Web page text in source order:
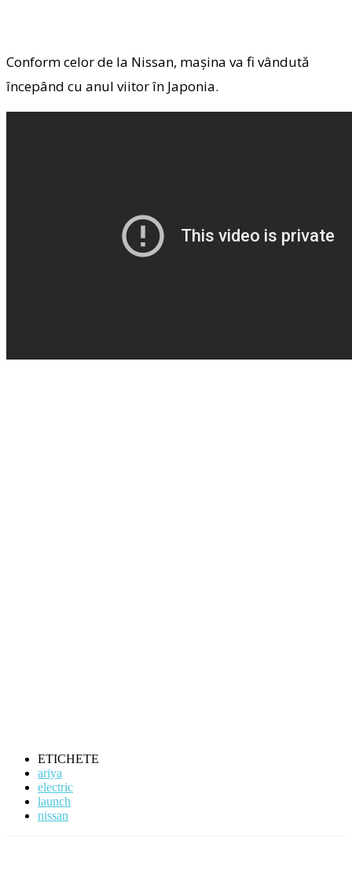
Conform celor de la Nissan, mașina va fi vândută
începând cu anul viitor în Japonia.
ETICHETE
ariya
electric
launch
nissan